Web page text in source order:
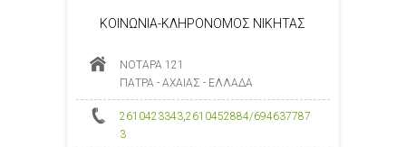
ΚΟΙΝΩΝΙΑ-ΚΛΗΡΟΝΟΜΟΣ ΝΙΚΗΤΑΣ
ΝΟΤΑΡΑ 121
ΠΑΤΡΑ - ΑΧΑΙΑΣ - ΕΛΛΑΔΑ
2610423343,2610452884/694637787
3